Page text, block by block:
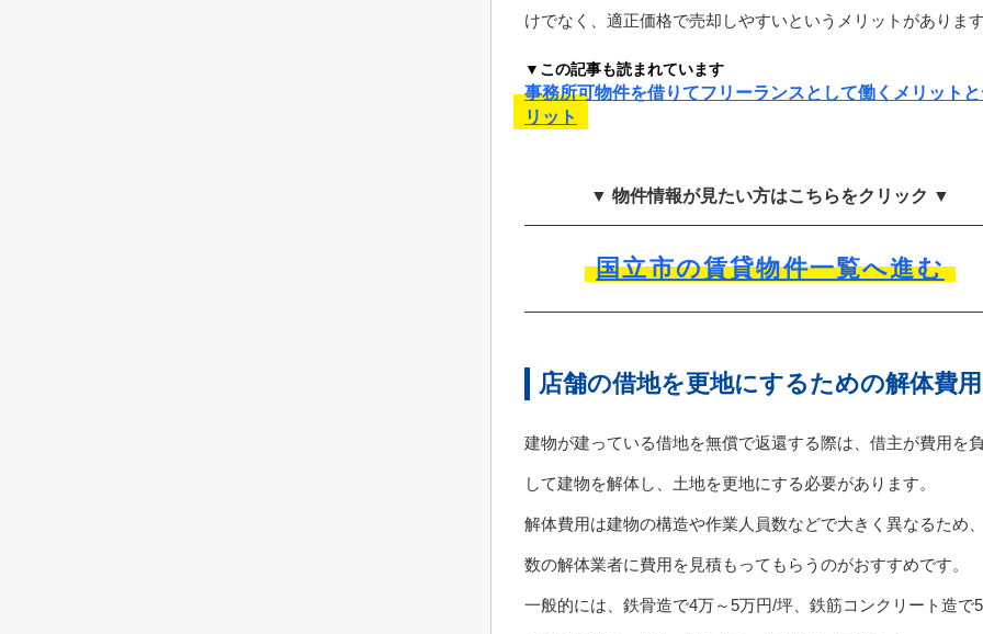
けでなく、適正価格で売却しやすいというメリットがあります
▼この記事も読まれています
事務所可物件を借りてフリーランスとして働くメリットと
リット
▼ 物件情報が見たい方はこちらをクリック ▼
国立市の賃貸物件一覧へ進む
店舗の借地を更地にするための解体費用
建物が建っている借地を無償で返還する際は、借主が費用を
して建物を解体し、土地を更地にする必要があります。
解体費用は建物の構造や作業人員数などで大きく異なるため
数の解体業者に費用を見積もってもらうのがおすすめです。
一般的には、鉄骨造で4万～5万円/坪、鉄筋コンクリート造で